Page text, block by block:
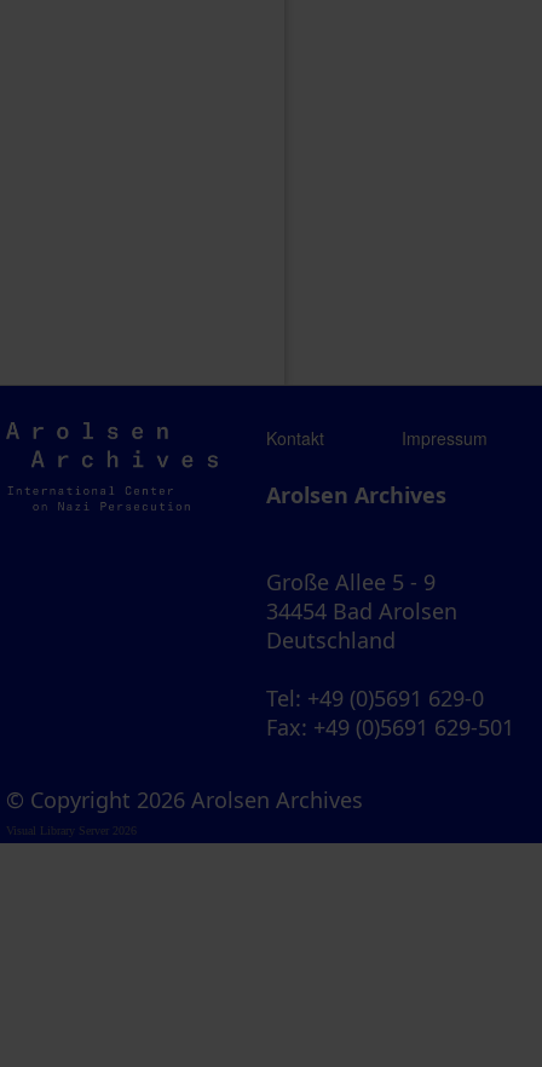
Arolsen
Archives
Kontakt Impressum
Arolsen Archives
Große Allee 5 - 9
34454 Bad Arolsen
Deutschland
Tel: +49 (0)5691 629-0
Fax: +49 (0)5691 629-501
© Copyright 2026 Arolsen Archives
Visual Library Server 2026